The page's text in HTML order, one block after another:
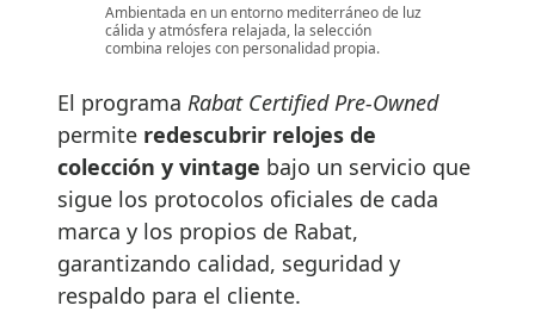
Ambientada en un entorno mediterráneo de luz
cálida y atmósfera relajada, la selección
combina relojes con personalidad propia.
El programa Rabat Certified Pre-Owned
permite redescubrir relojes de
colección y vintage bajo un servicio que
sigue los protocolos oficiales de cada
marca y los propios de Rabat,
garantizando calidad, seguridad y
respaldo para el cliente.